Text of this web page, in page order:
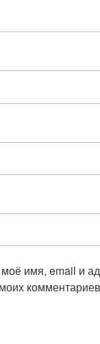
имя, email и